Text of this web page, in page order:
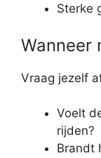
Sterke
Wanneer
Vraag jezelf
Voelt
rijden?
Brandt